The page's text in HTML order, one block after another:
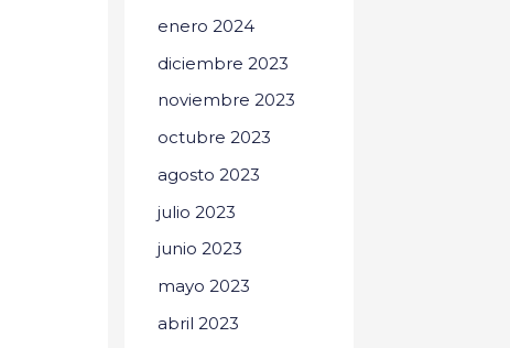
enero 2024
diciembre 2023
noviembre 2023
octubre 2023
agosto 2023
julio 2023
junio 2023
mayo 2023
abril 2023